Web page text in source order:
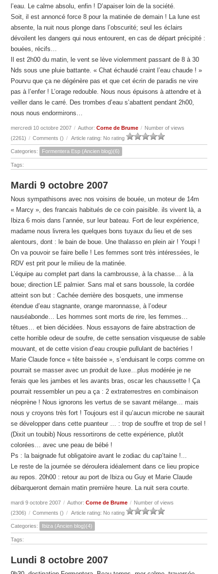
l’eau. Le calme absolu, enfin ! D’apaiser loin de la société.
Soit, il est annoncé force 8 pour la matinée de demain ! La lune est
absente, la nuit nous plonge dans l’obscurité; seul les éclairs
dévoilent les dangers qui nous entourent, en cas de départ précipité :
bouées, récifs…
Il est 2h00 du matin, le vent se lève violemment passant de 8 à 30
Nds sous une pluie battante. « Chat échaudé craint l’eau chaude ! »
Pourvu que ça ne dégénère pas et que cet écrin de paradis ne vire
pas à l’enfer ! L’orage redouble. Nous nous épuisons à attendre et à
veiller dans le carré. Des trombes d’eau s’abattent pendant 2h00,
nous nous endormirons…
mercredi 10 octobre 2007 / Author:Corne de Brume / Number of views
(2261) / Comments () / Article rating: No rating
Categories: Formentera Esp (Ancien blog)(6)
Tags:
Mardi 9 octobre 2007
Nous sympathisons avec nos voisins de bouée, un moteur de 14m
« Marcy », des francais habitués de ce coin paisible. ils vivent là, a
Ibiza 6 mois dans l’année, sur leur bateau. Fort de leur expérience,
madame nous livrera les quelques bons tuyaux du lieu et de ses
alentours, dont : le bain de boue. Une thalasso en plein air ! Youpi !
On va pouvoir se faire belle ! Les femmes sont très intéressées, le
RDV est prit pour le milieu de la matinée.
L’équipe au complet part dans la cambrousse, à la chasse… à la
boue; direction LE palmier. Sans mal et sans boussole, la cordée
atteint son but : Cachée derrière des bosquets, une immense
étendue d’eau stagnante, orange maronnasse, à l’odeur
nauséabonde… Les hommes sont morts de rire, les femmes…
têtues… et bien décidées. Nous essayons de faire abstraction de
cette horrible odeur de soufre, de cette sensation visqueuse de sable
mouvant, et de cette vision d’eau croupie pullulant de bactéries !
Marie Claude fonce « tête baissée », s’enduisant le corps comme on
pourrait se masser avec un produit de luxe…plus modérée je ne
ferais que les jambes et les avants bras, oscar les chaussette ! Ça
pourrait ressembler un peu a ça : 2 extraterrestres en combinaison
néoprène ! Nous ignorons les vertus de se savant mélange… mais
nous y croyons très fort ! Toujours est il qu’aucun microbe ne saurait
se développer dans cette puanteur … : trop de souffre et trop de sel !
(Dixit un toubib) Nous ressortirons de cette expérience, plutôt
colorées… avec une peau de bébé !
Ps : la baignade fut obligatoire avant le zodiac du cap’taine !...
Le reste de la journée se déroulera idéalement dans ce lieu propice
au repos. 20h00 : retour au port de Ibiza ou Guy et Marie Claude
débarqueront demain matin première heure. La nuit sera courte.
mardi 9 octobre 2007 / Author:Corne de Brume / Number of views
(2306) / Comments () / Article rating: No rating
Categories: Ibiza (Ancien blog)(4)
Tags:
Lundi 8 octobre 2007